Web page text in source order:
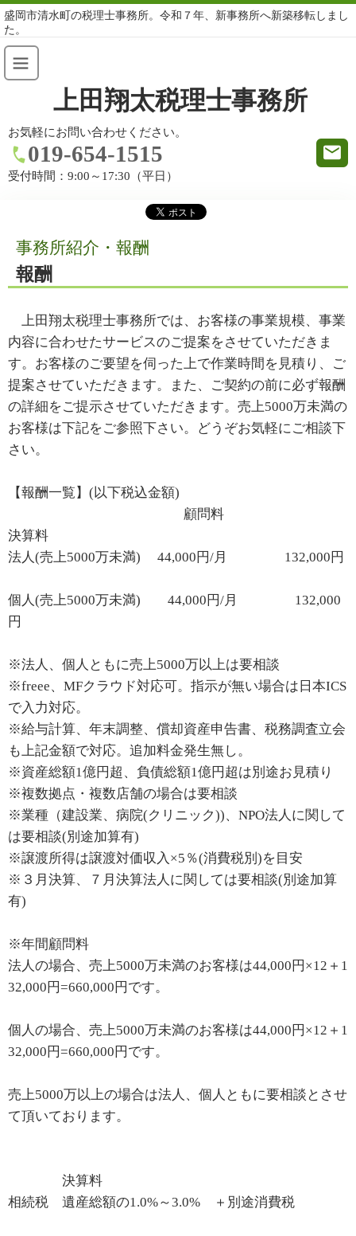
盛岡市清水町の税理士事務所。令和７年、新事務所へ新築移転しまし
た。
上田翔太税理士事務所
お気軽にお問い合わせください。
019-654-1515
受付時間： 9:00～17:30（平日）
事務所紹介・報酬
報酬
上田翔太税理士事務所では、お客様の事業規模、事業
内容に合わせたサービスのご提案をさせていただきま
す。お客様のご要望を伺った上で作業時間を見積り、ご
提案させていただきます。また、ご契約の前に必ず報酬
の詳細をご提示させていただきます。売上5000万未満の
お客様は下記をご参照下さい。どうぞお気軽にご相談下
さい。
【報酬一覧】(以下税込金額)
顧問料
決算料
法人(売上5000万未満) 44,000円/月 132,000円
個人(売上5000万未満) 44,000円/月 132,000
円
※法人、個人ともに売上5000万以上は要相談
※freee、MFクラウド対応可。指示が無い場合は日本ICS
で入力対応。
※給与計算、年末調整、償却資産申告書、税務調査立会
も上記金額で対応。追加料金発生無し。
※資産総額1億円超、負債総額1億円超は別途お見積り
※複数拠点・複数店舗の場合は要相談
※業種（建設業、病院(クリニック))、NPO法人に関して
は要相談(別途加算有)
※譲渡所得は譲渡対価収入×5％(消費税別)を目安
※３月決算、７月決算法人に関しては要相談(別途加算
有)
※年間顧問料
法人の場合、売上5000万未満のお客様は44,000円×12＋1
32,000円=660,000円です。
個人の場合、売上5000万未満のお客様は44,000円×12＋1
32,000円=660,000円です。
売上5000万以上の場合は法人、個人ともに要相談とさせ
て頂いております。
決算料
相続税 遺産総額の1.0%～3.0% ＋別途消費税